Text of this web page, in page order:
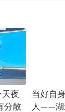
夜
分散
当好自
人——湖